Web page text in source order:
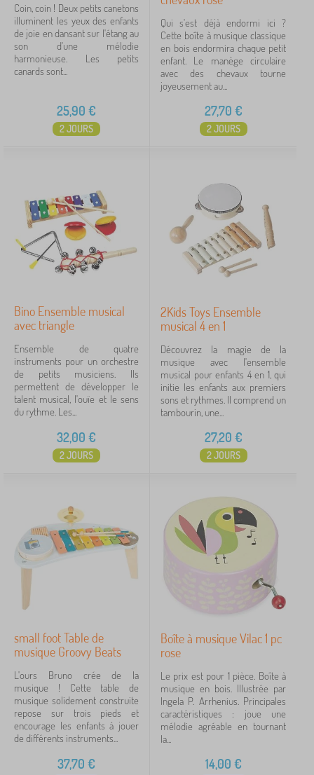
Coin, coin ! Deux petits canetons
illuminent les yeux des enfants
de joie en dansant sur l'étang au
son d'une mélodie
harmonieuse. Les petits
canards sont...
25,90 €
2 JOURS
Qui s'est déjà endormi ici ?
Cette boîte à musique classique
en bois endormira chaque petit
enfant. Le manège circulaire
avec des chevaux tourne
joyeusement au...
27,70 €
2 JOURS
Bino Ensemble musical
avec triangle
Ensemble de quatre
instruments pour un orchestre
de petits musiciens. Ils
permettent de développer le
talent musical, l'ouïe et le sens
du rythme. Les...
32,00 €
2 JOURS
2Kids Toys Ensemble
musical 4 en 1
Découvrez la magie de la
musique avec l'ensemble
musical pour enfants 4 en 1, qui
initie les enfants aux premiers
sons et rythmes. Il comprend un
tambourin, une...
27,20 €
2 JOURS
small foot Table de
musique Groovy Beats
L'ours Bruno crée de la
musique ! Cette table de
musique solidement construite
repose sur trois pieds et
encourage les enfants à jouer
de différents instruments...
37,70 €
Boîte à musique Vilac 1 pc
rose
Le prix est pour 1 pièce. Boîte à
musique en bois. Illustrée par
Ingela P. Arrhenius. Principales
caractéristiques : joue une
mélodie agréable en tournant
la...
14,00 €